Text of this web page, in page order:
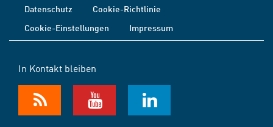
Datenschutz
Cookie-Richtlinie
Cookie-Einstellungen
Impressum
In Kontakt bleiben